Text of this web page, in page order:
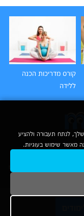
קורס מדריכות הכנה
ללידה
לנתח תעבורה ולהציע
מאשר שימוש בעוגיות.